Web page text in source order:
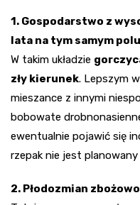
1. Gospodarstwo z
lata na tym samym
W takim układzie
zły kierunek. Lepszym
mieszance z innymi
bobowate
ewentualnie pojawić się
rzepak nie jest planowany
2. Płodozmian